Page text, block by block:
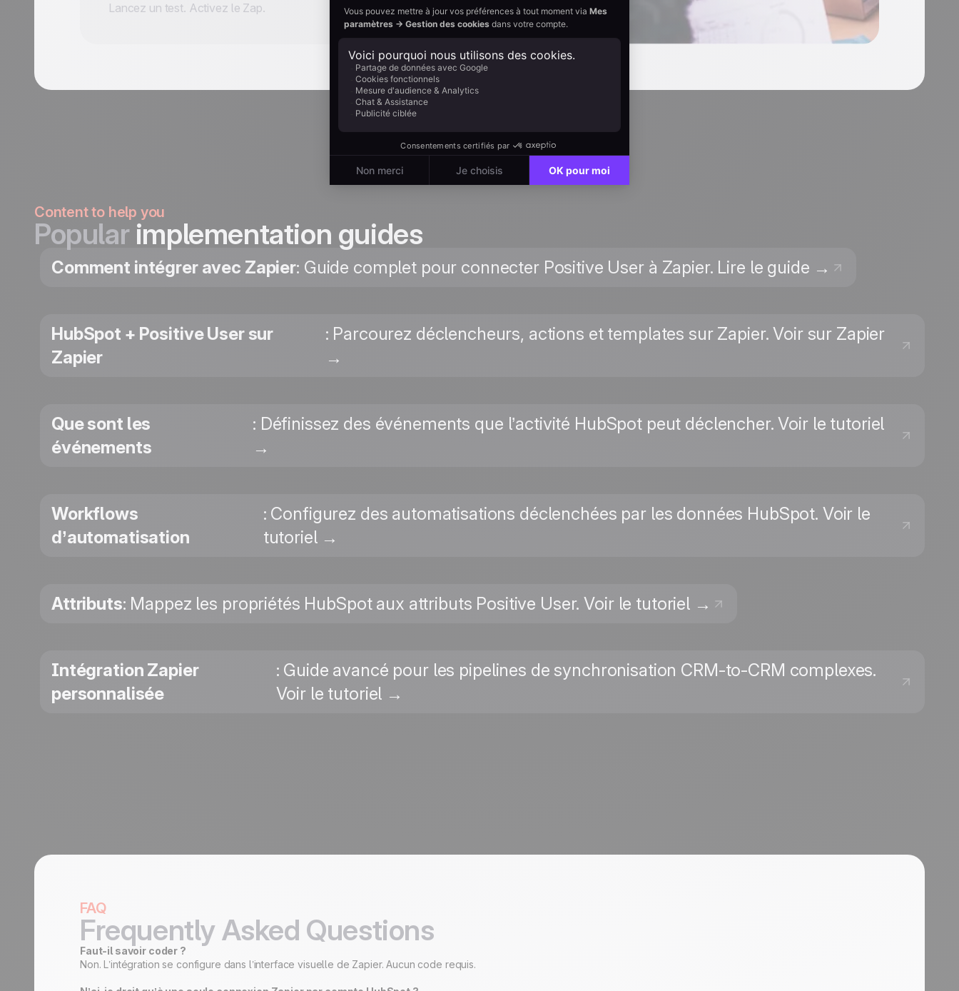
Lancez un test. Activez le Zap.
Content to help you
Popularimplementation guides
Comment intégrer avec Zapier: Guide complet pour connecter Positive User à Zapier. Lire le guide →
HubSpot + Positive User sur
Zapier
: Parcourez déclencheurs, actions et templates sur Zapier. Voir sur Zapier
→
Que sont les
événements
: Définissez des événements que l’activité HubSpot peut déclencher. Voir le tutoriel
→
Workflows
d’automatisation
: Configurez des automatisations déclenchées par les données HubSpot. Voir le
tutoriel →
Attributs: Mappez les propriétés HubSpot aux attributs Positive User. Voir le tutoriel →
Intégration Zapier
personnalisée
: Guide avancé pour les pipelines de synchronisation CRM-to-CRM complexes.
Voir le tutoriel →
FAQ
Frequently Asked Questions
Faut-il savoir coder ?
Non. L’intégration se configure dans l’interface visuelle de Zapier. Aucun code requis.